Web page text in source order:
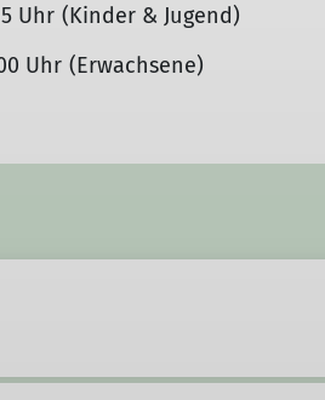
Uhr (Kinder & Jugend)
Uhr (Erwachsene)